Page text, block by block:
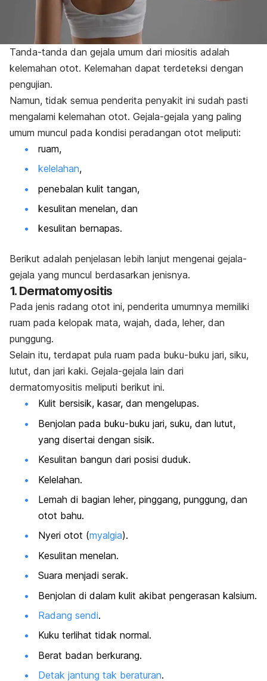
Tanda-tanda dan gejala umum dari miositis adalah
kelemahan otot. Kelemahan dapat terdeteksi dengan
pengujian.
Namun, tidak semua penderita penyakit ini sudah pasti
mengalami kelemahan otot. Gejala-gejala yang paling
umum muncul pada kondisi peradangan otot meliputi:
ruam,
kelelahan,
penebalan kulit tangan,
kesulitan menelan, dan
kesulitan bernapas.
Berikut adalah penjelasan lebih lanjut mengenai gejala-
gejala yang muncul berdasarkan jenisnya.
1. Dermatomyositis
Pada jenis radang otot ini, penderita umumnya memiliki
ruam pada kelopak mata, wajah, dada, leher, dan
punggung.
Selain itu, terdapat pula ruam pada buku-buku jari, siku,
lutut, dan jari kaki. Gejala-gejala lain dari
dermatomyositis meliputi berikut ini.
Kulit bersisik, kasar, dan mengelupas.
Benjolan pada buku-buku jari, suku, dan lutut,
yang disertai dengan sisik.
Kesulitan bangun dari posisi duduk.
Kelelahan.
Lemah di bagian leher, pinggang, punggung, dan
otot bahu.
Nyeri otot (myalgia).
Kesulitan menelan.
Suara menjadi serak.
Benjolan di dalam kulit akibat pengerasan kalsium.
Radang sendi.
Kuku terlihat tidak normal.
Berat badan berkurang.
Detak jantung tak beraturan.